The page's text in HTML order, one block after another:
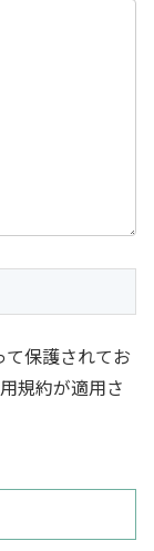
て保護されてお
規約が適用さ